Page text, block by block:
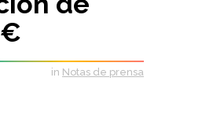
in Notas de prensa